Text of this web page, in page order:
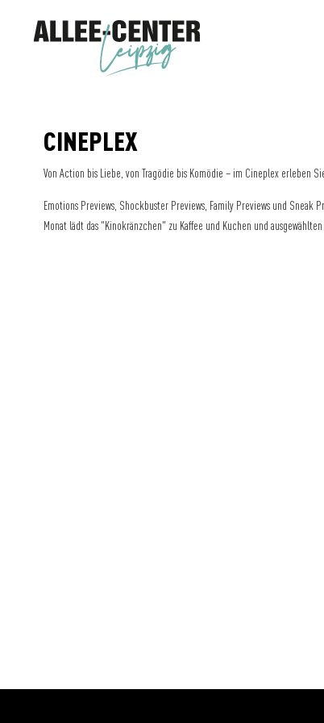
CINEPLEX
Von Action bis Liebe, von Tragödie bis Komödie – im Cineplex erleben
Emotions Previews, Shockbuster Previews, Family Previews und
Monat lädt das "Kinokränzchen" zu Kaffee und Kuchen und ausgewählten